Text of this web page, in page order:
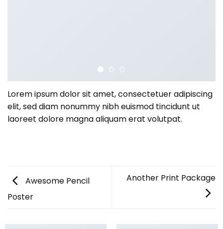
Lorem ipsum dolor sit amet, consectetuer adipiscing
elit, sed diam nonummy nibh euismod tincidunt ut
laoreet dolore magna aliquam erat volutpat.
Awesome Pencil
Poster
Another Print Package